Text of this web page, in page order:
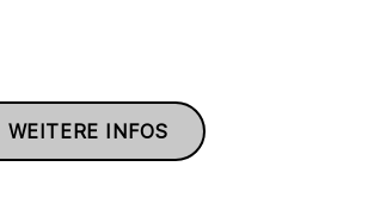
WEITERE INFOS